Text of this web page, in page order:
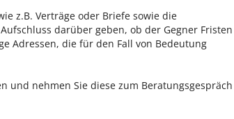
z.B. Verträge oder Briefe sowie die
darüber geben, ob der Gegner Fristen
Adressen, die für den Fall von Bedeutung
und nehmen Sie diese zum Beratungsgespräch